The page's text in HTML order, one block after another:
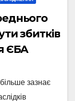
збитків
ЄБА
зазнає